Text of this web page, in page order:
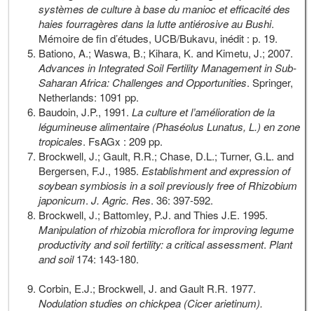
systèmes de culture à base du manioc et efficacité des
haies fourragères dans la lutte antiérosive au Bushi.
Mémoire de fin d’études, UCB/Bukavu, inédit : p. 19.
Bationo, A.; Waswa, B.; Kihara, K. and Kimetu, J.; 2007.
Advances in Integrated Soil Fertility Management in Sub-
Saharan Africa: Challenges and Opportunities. Springer,
Netherlands: 1091 pp.
Baudoin, J.P., 1991.La culture et l’amélioration de la
légumineuse alimentaire (Phaséolus Lunatus, L.) en zone
tropicales. FsAGx : 209 pp.
Brockwell, J.; Gault, R.R.; Chase, D.L.; Turner, G.L. and
Bergersen, F.J., 1985. Establishment and expression of
soybean symbiosis in a soil previously free of Rhizobium
japonicum.J. Agric. Res. 36: 397-592.
Brockwell, J.; Battomley, P.J. and Thies J.E. 1995.
Manipulation of rhizobia microflora for improving legume
productivity and soil fertility: a critical assessment. Plant
and soil174: 143-180.
Corbin, E.J.; Brockwell, J. and Gault R.R. 1977.
Nodulation studies on chickpea (Cicer arietinum).